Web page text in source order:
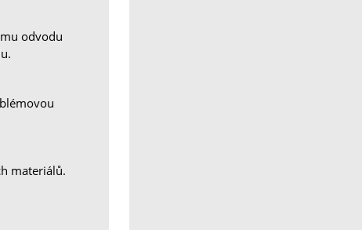
odvodu
materiálů.